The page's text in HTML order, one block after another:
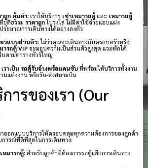
าถูก คุ้มค่า:เราให้บริการ เช่าเหมารถตู้และ เหมารถตู้
ยุติธรรม ราคาถูกโปร่งใส ไม่มีค่าใช้จ่ายแอบแฝง
ระมาณการเดินทางได้อย่างลงตัว
วแบบส่วนตัว:ไม่ว่าคุณจะเดินทางกับครอบครัวหรือ
ารถตู้ VIPจะมอบความเป็นส่วนตัวสูงสุด แวะพักได้
บตามตารางทัวร์ใหญ่
เราเป็น รถตู้รับจ้างพร้อมคนขับที่พร้อมให้บริการทั้งงาน
นแต่งงาน หรือรับ-ส่งสนามบิน
ารของเรา (Our
าออกแบบบริการให้ครอบคลุมทุกความต้องการของลูกค้า
ารณ์ที่ดีที่สุดในการเดินทาง:
หมารถตู้:สำหรับลูกค้าที่ต้องการรถตู้เพื่อการเดินทาง